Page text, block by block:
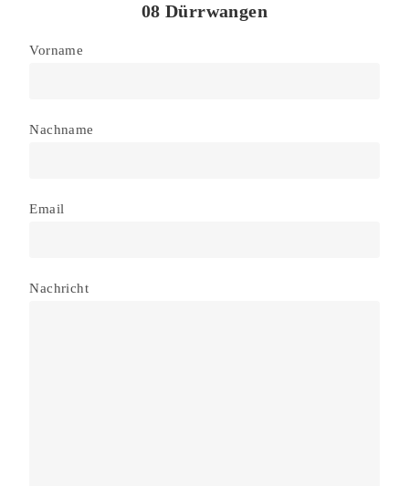
08 Dürrwangen
Vorname
Nachname
Email
Nachricht